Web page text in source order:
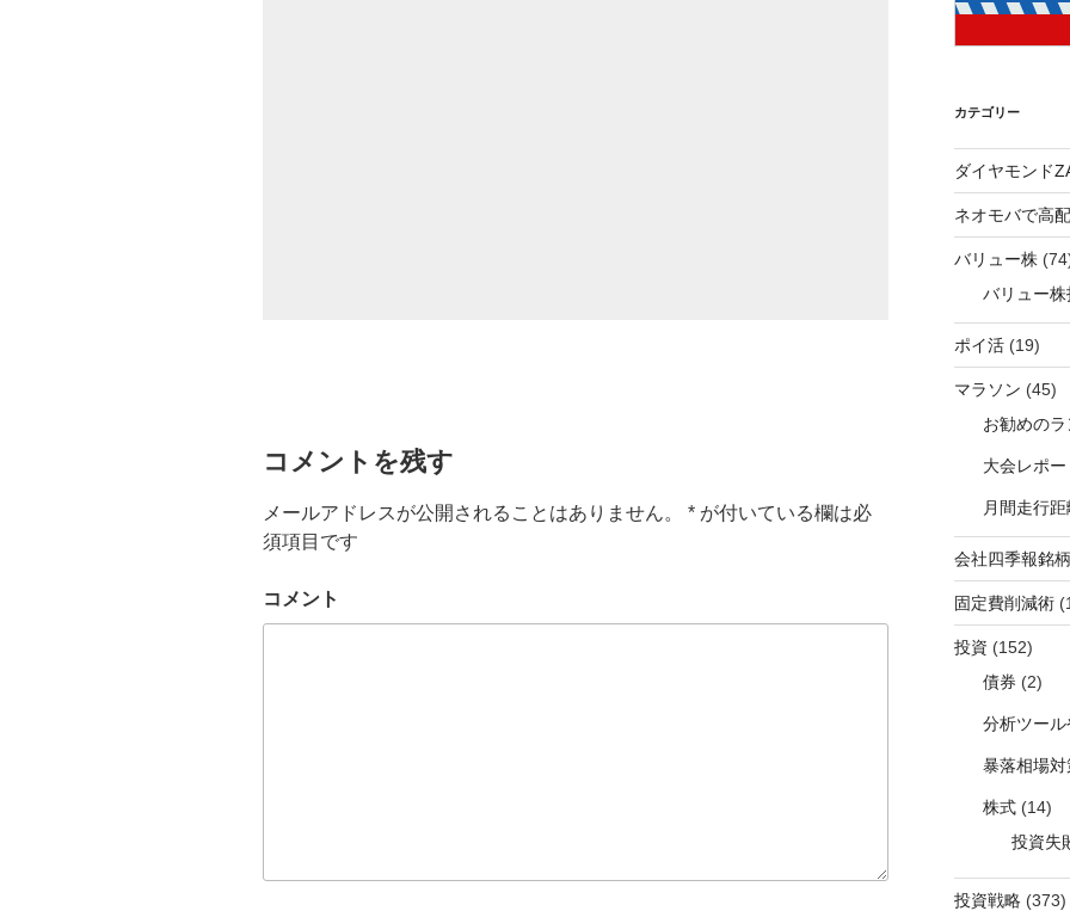
コメントを残す
メールアドレスが公開されることはありません。 * が付いている欄は必
須項目です
コメント
カテゴリー
ダイヤモンド
ネオモバで高
バリュー株
バリュー
ポイ活(19)
マラソン (45)
お勧めの
大会レポー
月間走行距
会社四季報銘
固定費削減術
投資 (152)
債券 (2)
分析ツー
暴落相場対
株式(14)
投資失
投資戦略(373)